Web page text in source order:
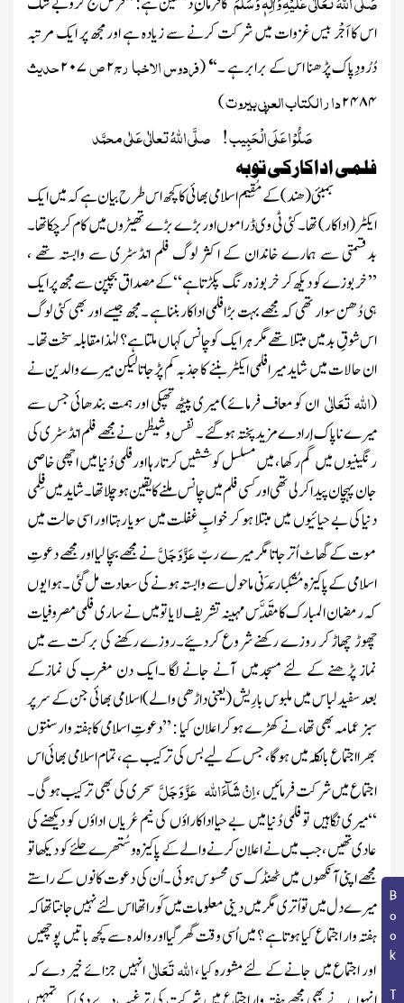
اس کا اَجْر بیس غزوات میں شرکت کرنے سے زیادہ ہے اور مجھ پر ایک مرتبہ
دُرُودِپاک پڑھنا اس کے برابرہے ۔‘‘
(فردوس الاخبا رج۲ص۲۰۷حدیث
۲۴۸۴دا رالکتاب العربی بیروت)
صَلُّوْ ا عَلَی الْحَبِیب ! صلَّی اللّٰہُ تعالٰی عَلٰی محمَّد
فلمی اداکارکی توبہ
بمبئی( ھند)کے مُقِیم اسلامی بھائی کاکچھ اس طرح بیان ہے کہ میں ایک
ایکٹر(ادا کار)تھا۔ کئی ٹی وی ڈراموں اوربڑے بڑے تھیٹروں میں کام کرچکاتھا۔
بدقسمتی سے ہمارے خاندان کے اکثر لوگفلم انڈسٹریسے وابستہ تھے ،
’’خربوزے کو دیکھ کر خربوزہ رنگ پکڑتا ہے‘‘ کے مصداق بچپن سے مجھ پر ایک
ہی دُھن سوار تھی کہ مجھے بہت بڑافلمی اداکار بنناہے ۔مجھ جیسے اور بھی کئی لوگ
اس شوقِ بد میں مبتلا تھے مگر ہر ایک کوچانس کہا ں ملتا ہے؟ لہٰذا مقابلہ سخت تھا ۔
ان حالات میں شاید میرافلمی ایکٹربننے کا جذبہ کم پڑجاتا لیکن میرے والدین نے
(اللّٰہتَعَالٰیان کو معاف فرمائے) میری پیٹھ تھپکی اور ہمت بندھائی جس سے
میرے ناپاک ارادے مزید پختہ ہوگئے ۔ نفس وشیطٰن نے مجھے فلم انڈسٹری کی
رنگینیوں میں گُم رکھا ، میں مسلسل کوششیں کرتا رہا اور فلمی دُنیا میں اچھی خاصی
جان پہچان پیدا کر لی تھی اورکسی فلم میں چانس ملنے کا یقین ہوچلا تھا۔ شاید میں فِلمی
دنیا کی بے حیائیوں میں مبتلا ہو کر خوابِ غفلت میں سویا رہتا اور اسی حالت میں
موت کے گھاٹ اُتر جاتا مگر میرے ربّعَزَّ وَجَلَّنے مجھے بچا لیا اور مجھے دعوتِ
اسلامی کے پاکیزہ مُشکبار مَدَنی ماحول سے وابستہ ہونے کی سعادت مل گئی ۔ ہوا یوں
کہ رمضان المبارک کا مُقَدَّس مہینہ تشریف لایا تو میں نے ساری فلمی مصروفیات
چھوڑ چھاڑ کر روزے رکھنے شروع کردئیے۔روزے رکھنے کی برکت سے میں
نماز پڑھنے کے لئے مسجدمیں آنے جانے لگا ۔ایک دن مغرب کی نمازکے
بعدسفید لباس میں ملبوس بارِیش (یعنی داڑھی والے)اسلامی بھائی جن کے سر پر
سبز عمامہ بھی تھا ، نے کھڑے ہوکراعلان کیا : ’’ دعوتِ اسلامی کاہفتہ وارسنتوں
بھرا اجتماع بائکلہ میں ہوگا ، جس کے لیے بس کی ترکیب ہے ، تمام اسلامی بھائی اس
اجتماع میں شرکت فرمائیں ،اِنْ شَآءَاللہ عَزَّ وَجَلَّسحری کی بھی ترکیب ہو گی۔
‘‘میری نگاہیں تو فلمی دُنیا میں بے حیا اداکاراؤں کی نیم عُریاں اداؤں کو دیکھنے کی
عادی تھیں ، جب میں نے اعلان کرنے والے کے پاکیزہ وسُتھرے حلئے کو دیکھا تو
مجھے اپنی آنکھوں میں ٹھنڈک سی محسوس ہوئی ۔اُن کی دعوت کانوں کے راستے
میرے دل میں تو اُتری مگر میں دینی معلومات میں کَورا تھا اس لئے نہیں جانتا تھا کہ
ہفتہ وار اجتماع کیا ہوتاہے ؟ میں اُسی وقت گھرگیااوروالدہ سے کچھ باتیں پوچھیں
اور اجتماع میں جانے کے لئے مشورہ کیا ،اللّٰہتَعَالٰیانہیں جزائے خیر دے کہ